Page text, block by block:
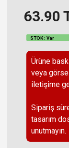
63.90
STOK : Var
Ürüne
veya
iletişime
Sipariş
tasarım
unutmayın.